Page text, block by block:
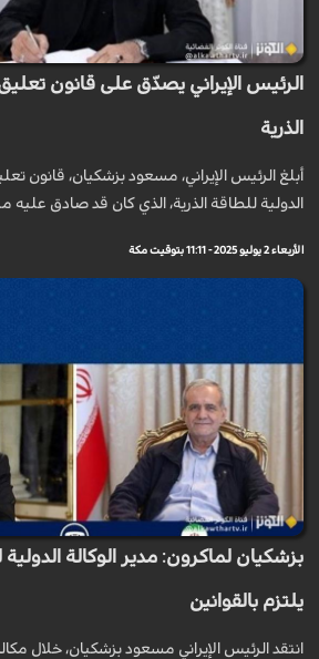
الرئيس الإيراني يصدّق على قانون
الذرية
أبلغ الرئيس الإيراني، مسعود بزشكيان، قانون
الدولية للطاقة الذرية، الذي كان قد صادق
الأربعاء 2 يوليو 2025 - 11:11 بتوقيت مكة
بزشكيان لماكرون: مدير الوكالة الدولية
يلتزم بالقوانين
انتقد الرئيس الإيراني مسعود بزشكيان، خلال